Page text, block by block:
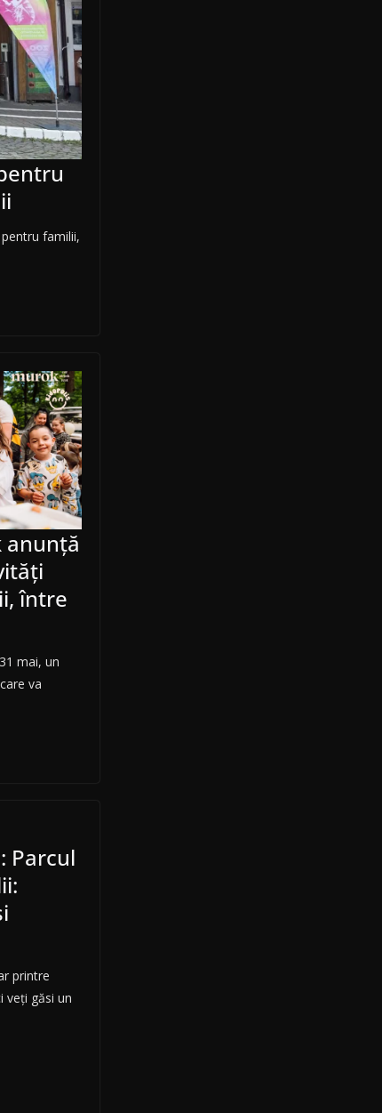
familii,
anunță
între
mai, un
va
Parcul
printre
veți găsi un